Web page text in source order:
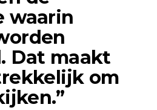
waarin
Dat maakt
om